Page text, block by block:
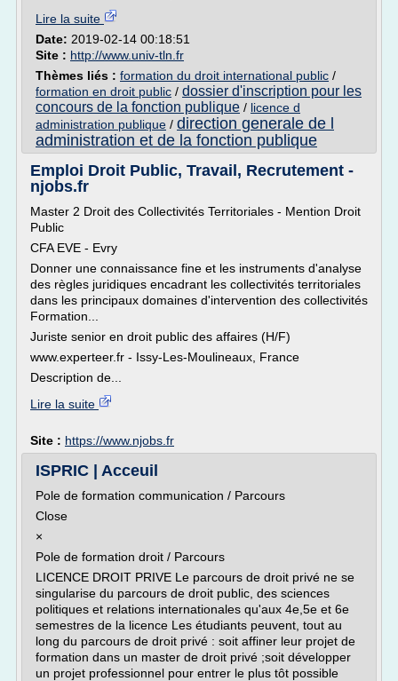
Lire la suite
Date: 2019-02-14 00:18:51
Site : http://www.univ-tln.fr
Thèmes liés : formation du droit international public /
formation en droit public / dossier d'inscription pour les
concours de la fonction publique / licence d
administration publique / direction generale de l
administration et de la fonction publique
Emploi Droit Public, Travail, Recrutement -
njobs.fr
Master 2 Droit des Collectivités Territoriales - Mention Droit
Public
CFA EVE - Evry
Donner une connaissance fine et les instruments d'analyse
des règles juridiques encadrant les collectivités territoriales
dans les principaux domaines d'intervention des collectivités
Formation...
Juriste senior en droit public des affaires (H/F)
www.experteer.fr - Issy-Les-Moulineaux, France
Description de...
Lire la suite
Site : https://www.njobs.fr
ISPRIC | Acceuil
Pole de formation communication / Parcours
Close
×
Pole de formation droit / Parcours
LICENCE DROIT PRIVE Le parcours de droit privé ne se
singularise du parcours de droit public, des sciences
politiques et relations internationales qu'aux 4e,5e et 6e
semestres de la licence Les étudiants peuvent, tout au
long du parcours de droit privé : soit affiner leur projet de
formation dans un master de droit privé ;soit développer
un projet professionnel pour entrer le plus tôt possible